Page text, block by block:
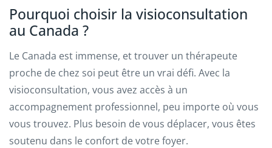
Pourquoi choisir la visioconsultation
au Canada ?
Le Canada est immense, et trouver un thérapeute
proche de chez soi peut être un vrai défi. Avec la
visioconsultation, vous avez accès à un
accompagnement professionnel, peu importe où vous
vous trouvez. Plus besoin de vous déplacer, vous êtes
soutenu dans le confort de votre foyer.